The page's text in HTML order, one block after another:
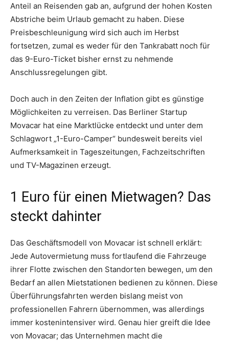
Anteil an Reisenden gab an, aufgrund der hohen Kosten
Abstriche beim Urlaub gemacht zu haben. Diese
Preisbeschleunigung wird sich auch im Herbst
fortsetzen, zumal es weder für den Tankrabatt noch für
das 9-Euro-Ticket bisher ernst zu nehmende
Anschlussregelungen gibt.
Doch auch in den Zeiten der Inflation gibt es günstige
Möglichkeiten zu verreisen. Das Berliner Startup
Movacar hat eine Marktlücke entdeckt und unter dem
Schlagwort „1-Euro-Camper“ bundesweit bereits viel
Aufmerksamkeit in Tageszeitungen, Fachzeitschriften
und TV-Magazinen erzeugt.
1 Euro für einen Mietwagen? Das
steckt dahinter
Das Geschäftsmodell von Movacar ist schnell erklärt:
Jede Autovermietung muss fortlaufend die Fahrzeuge
ihrer Flotte zwischen den Standorten bewegen, um den
Bedarf an allen Mietstationen bedienen zu können. Diese
Überführungsfahrten werden bislang meist von
professionellen Fahrern übernommen, was allerdings
immer kostenintensiver wird. Genau hier greift die Idee
von Movacar; das Unternehmen macht die